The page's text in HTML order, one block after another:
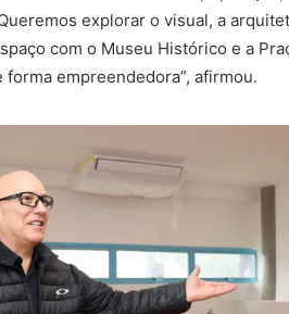
explorar o visual, a
com o Museu Histórico e a
forma empreendedora”, afirmou.